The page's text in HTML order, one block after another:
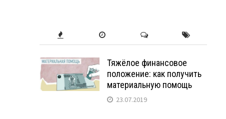
Тяжёлое финансовое
положение: как получить
материальную помощь
23.07.2019